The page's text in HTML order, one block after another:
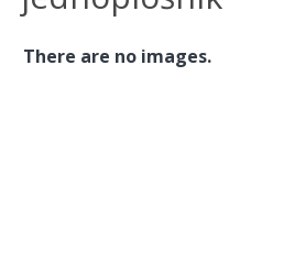
There are no images.